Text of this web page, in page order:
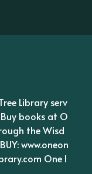
Library serv
books at O
the Wisd
www.oneon
One l